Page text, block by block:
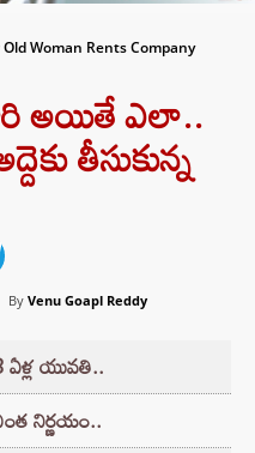
Old Woman Rents Company
అయితే ఎలా..
తీసుకున్న
By Venu Goapl Reddy
యువతి..
నిర్ణయం..